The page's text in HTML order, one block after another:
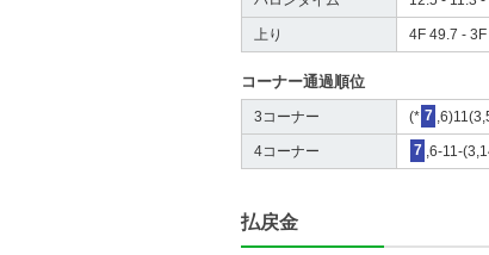
上り 4F 49.7 -
コーナー通過順位
3コーナー (* 7
4コーナー 7 ,6-11-
払戻金